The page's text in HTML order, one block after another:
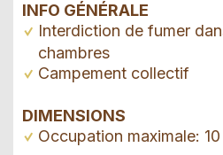
INFO GÉNÉRALE
Interdiction de fumer
chambres
Campement collectif
DIMENSIONS
Occupation maximale: